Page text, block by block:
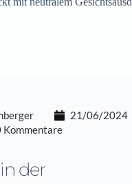
21/06/2024
Kommentare
der